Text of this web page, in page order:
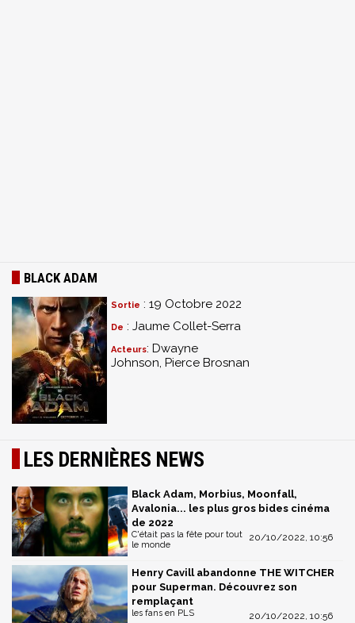
BLACK ADAM
Sortie : 19 Octobre 2022
De : Jaume Collet-Serra
Acteurs: Dwayne
Johnson, Pierce Brosnan
LES DERNIÈRES NEWS
Black Adam, Morbius, Moonfall,
Avalonia... les plus gros bides cinéma
de 2022
20/10/2022, 10:56
C'était pas la fête pour tout
le monde
Henry Cavill abandonne THE WITCHER
pour Superman. Découvrez son
remplaçant
20/10/2022, 10:56
les fans en PLS